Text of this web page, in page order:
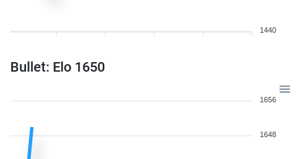
1440
Bullet: Elo 1650
1656
1648